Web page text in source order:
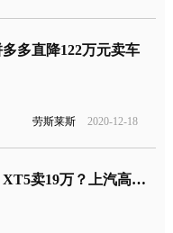
多直降122万元卖车
劳斯莱斯 2020-12-18
大众途昂18万、XT5卖19万？上汽高管：是真的！